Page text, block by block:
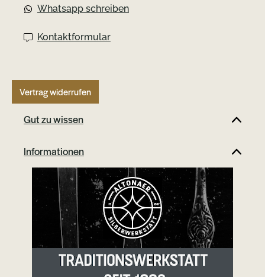
Whatsapp schreiben
Kontaktformular
Vertrag widerrufen
Gut zu wissen
Informationen